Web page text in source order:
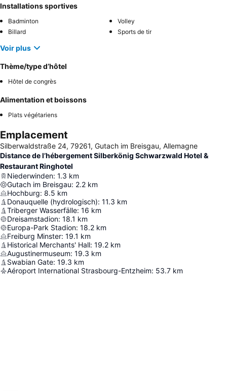
Installations sportives
Badminton
Volley
Billard
Sports de tir
Voir plus
Thème/type d’hôtel
Hôtel de congrès
Alimentation et boissons
Plats végétariens
Emplacement
Silberwaldstraße 24, 79261, Gutach im Breisgau, Allemagne
Distance de l’hébergement Silberkönig Schwarzwald Hotel &
Restaurant Ringhotel
Niederwinden: 1.3 km
Gutach im Breisgau: 2.2 km
Hochburg: 8.5 km
Donauquelle (hydrologisch): 11.3 km
Triberger Wasserfälle: 16 km
Dreisamstadion: 18.1 km
Europa-Park Stadion: 18.2 km
Freiburg Minster: 19.1 km
Historical Merchants' Hall: 19.2 km
Augustinermuseum: 19.3 km
Swabian Gate: 19.3 km
Aéroport International Strasbourg-Entzheim: 53.7 km